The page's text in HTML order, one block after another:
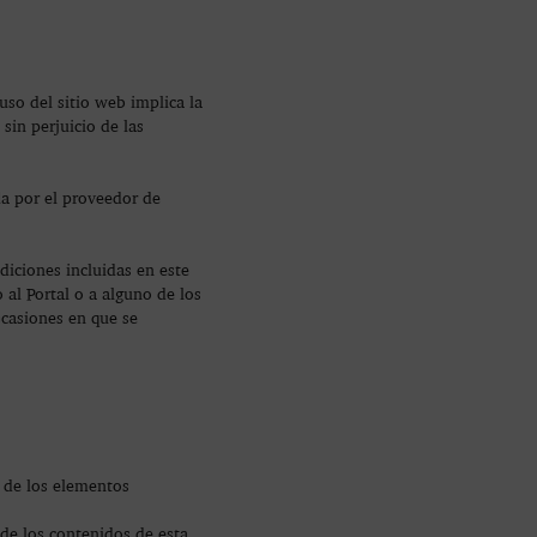
del sitio web implica la
sin perjuicio de las
por el proveedor de
incluidas en este
Portal o a alguno de los
en que se
los elementos
los contenidos de esta